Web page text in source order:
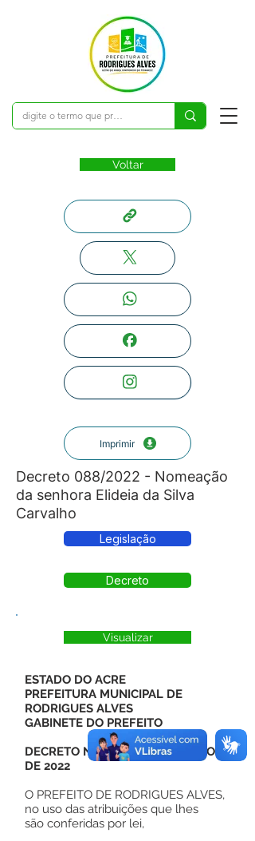
Voltar
Imprimir
Decreto 088/2022 - Nomeação
da senhora Elideia da Silva
Carvalho
Legislação
Decreto
Visualizar
ESTADO DO ACRE
PREFEITURA MUNICIPAL DE
RODRIGUES ALVES
GABINETE DO PREFEITO
DECRETO Nº 88, DE 01 DE JUNHO
DE 2022
O PREFEITO DE RODRIGUES ALVES,
no uso das atribuições que lhes
são conferidas por lei,